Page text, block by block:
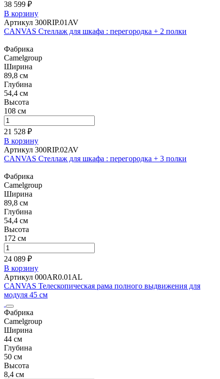
38 599 ₽
В корзину
Артикул 300RIP.01AV
CANVAS Стеллаж для шкафа : перегородка + 2 полки
Фабрика
Camelgroup
Ширина
89,8 см
Глубина
54,4 см
Высота
108 см
21 528 ₽
В корзину
Артикул 300RIP.02AV
CANVAS Стеллаж для шкафа : перегородка + 3 полки
Фабрика
Camelgroup
Ширина
89,8 см
Глубина
54,4 см
Высота
172 см
24 089 ₽
В корзину
Артикул 000AR0.01AL
CANVAS Телескопическая рама полного выдвижения для
модуля 45 см
Фабрика
Camelgroup
Ширина
44 см
Глубина
50 см
Высота
8,4 см